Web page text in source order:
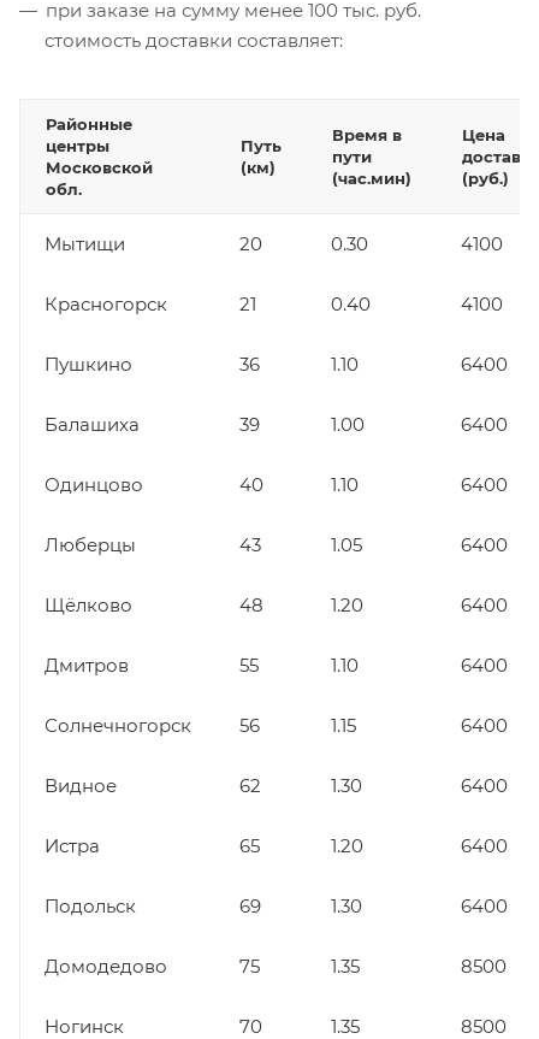
при заказе на сумму менее 100 тыс. руб.
стоимость доставки составляет:
Районные
центры
Московской
обл.
Путь
(км)
Время в
пути
(час.мин)
Цена
(руб.)
Мытищи 20 0.30 4100
Красногорск 21 0.40 4100
Пушкино 36 1.10 6400
Балашиха 39 1.00 6400
Одинцово 40 1.10 6400
Люберцы 43 1.05 6400
Щёлково 48 1.20 6400
Дмитров 55 1.10 6400
Солнечногорск 56 1.15 6400
Видное 62 1.30 6400
Истра 65 1.20 6400
Подольск 69 1.30 6400
Домодедово 75 1.35 8500
Ногинск 70 1.35 8500